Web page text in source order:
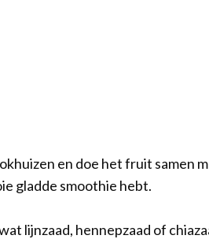
en doe het fruit samen
gladde smoothie hebt.
lijnzaad, hennepzaad of